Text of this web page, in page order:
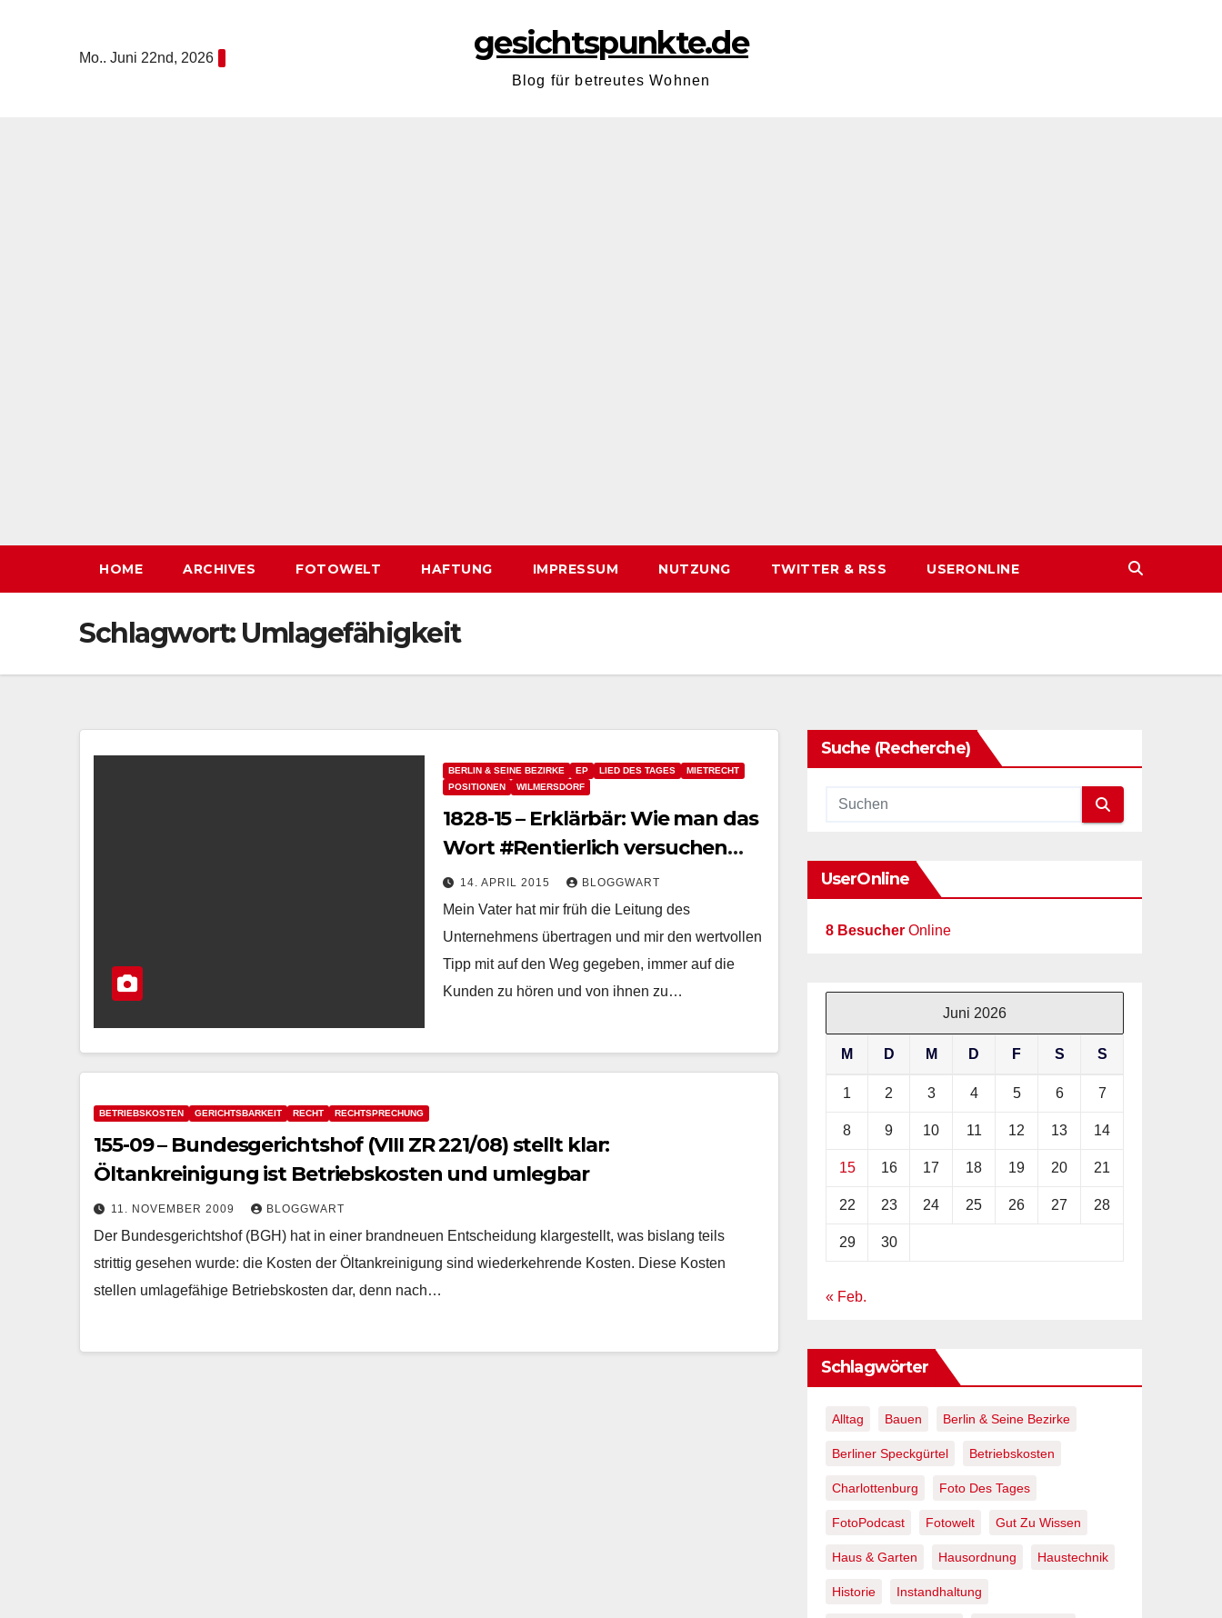
Mo.. Juni 22nd, 2026 gesichtspunkte.de
Blog für betreutes Wohnen
HOME ARCHIVES FOTOWELT HAFTUNG IMPRESSUM NUTZUNG TWITTER & RSS USERONLINE
Schlagwort: Umlagefähigkeit
BERLIN & SEINE BEZIRKE EP LIED DES TAGES
MIETRECHT
POSITIONEN
WILMERSDORF
1828-15 – Erklärbär: Wie man das
Wort #Rentierlich versuchen
kann zu erklären!
14. APRIL 2015 BLOGGWART
Mein Vater hat mir früh die Leitung des
Unternehmens übertragen und mir den wertvollen
Tipp mit auf den Weg gegeben, immer auf die
Kunden zu hören und von ihnen zu…
BETRIEBSKOSTEN GERICHTSBARKEIT RECHT RECHTSPRECHUNG
155-09 – Bundesgerichtshof (VIII ZR 221/08) stellt klar:
Öltankreinigung ist Betriebskosten und umlegbar
11. NOVEMBER 2009 BLOGGWART
Der Bundesgerichtshof (BGH) hat in einer brandneuen Entscheidung klargestellt, was bislang teils
strittig gesehen wurde: die Kosten der Öltankreinigung sind wiederkehrende Kosten. Diese Kosten
stellen umlagefähige Betriebskosten dar, denn nach…
Suche (Recherche)
UserOnline
8 Besucher Online
Juni 2026
M D M D F S S
1 2 3 4 5 6 7
8 9 10 11 12 13 14
15 16 17 18 19 20 21
22 23 24 25 26 27 28
29 30
« Feb.
Schlagwörter
Alltag Bauen Berlin & Seine Bezirke
Berliner Speckgürtel Betriebskosten
Charlottenburg Foto Des Tages
FotoPodcast Fotowelt Gut Zu Wissen
Haus & Garten Hausordnung Haustechnik
Historie Instandhaltung